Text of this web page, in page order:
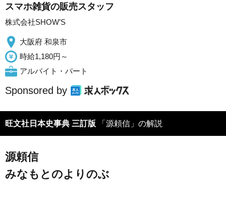
スマホ雑貨の販売スタッフ
株式会社SHOW’S
大阪府 和泉市
時給1,180円～
アルバイト・パート
Sponsored by
旺文社日本史事典 三訂版 「源頼信」の解説
源頼信
みなもとのよりのぶ